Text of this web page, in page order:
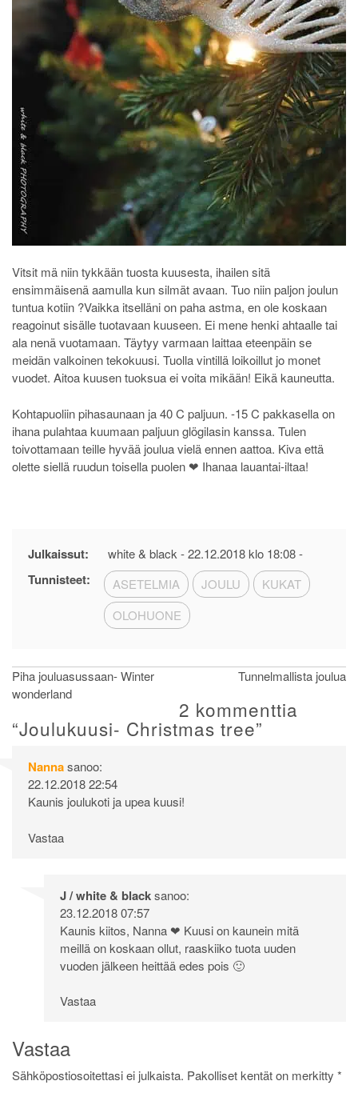
Vitsit mä niin tykkään tuosta kuusesta, ihailen sitä
ensimmäisenä aamulla kun silmät avaan. Tuo niin paljon joulun
tuntua kotiin ?Vaikka itselläni on paha astma, en ole koskaan
reagoinut sisälle tuotavaan kuuseen. Ei mene henki ahtaalle tai
ala nenä vuotamaan. Täytyy varmaan laittaa eteenpäin se
meidän valkoinen tekokuusi. Tuolla vintillä loikoillut jo monet
vuodet. Aitoa kuusen tuoksua ei voita mikään! Eikä kauneutta.
Kohtapuoliin pihasaunaan ja 40 C paljuun. -15 C pakkasella on
ihana pulahtaa kuumaan paljuun glögilasin kanssa. Tulen
toivottamaan teille hyvää joulua vielä ennen aattoa. Kiva että
olette siellä ruudun toisella puolen ❤ Ihanaa lauantai-iltaa!
Julkaissut: white & black -22.12.2018 klo 18:08-
Tunnisteet: ASETELMIA JOULU
KUKAT
OLOHUONE
Artikkelien
selaus
Piha jouluasussaan- Winter
wonderland
Tunnelmallista joulua
2 kommenttia
“Joulukuusi- Christmas tree”
Nannasanoo:
22.12.2018 22:54
Kaunis joulukoti ja upea kuusi!
Vastaa
J / white & blacksanoo:
23.12.2018 07:57
Kaunis kiitos, Nanna ❤ Kuusi on kaunein mitä
meillä on koskaan ollut, raaskiiko tuota uuden
vuoden jälkeen heittää edes pois 🙂
Vastaa
Vastaa
Sähköpostiosoitettasi ei julkaista. Pakolliset kentät on merkitty *